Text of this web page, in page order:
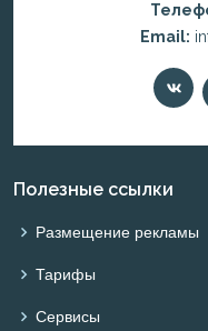
Email:
Полезные ссылки
Размещение рекламы
Тарифы
Сервисы